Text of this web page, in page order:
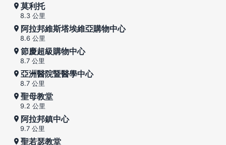
莫利托
8.3 公里
阿拉邦維斯塔埃維亞購物中心
8.6 公里
節慶超級購物中心
8.7 公里
亞洲醫院暨醫學中心
8.7 公里
聖母教堂
9.2 公里
阿拉邦鎮中心
9.7 公里
聖若瑟教堂